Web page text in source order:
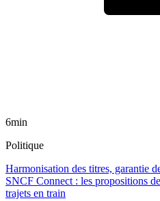
6min
Politique
Harmonisation des titres, garantie
SNCF Connect : les propositions
trajets en train